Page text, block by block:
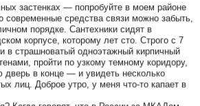
застенках — попробуйте в моем районе
современные средства связи можно забыть,
порядке. Сантехники сидят в
корпусе, которому лет сто. Строго с 7
в страшноватый одноэтажный кирпичный
пройти по узкому темному коридору,
дверь в конце — и увидеть несколько
лиц. Доброе утро, у меня что-то капает в